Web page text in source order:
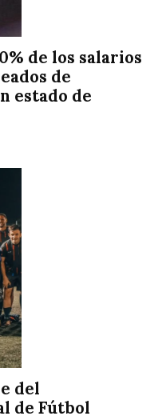
de los salarios
de
estado de
del
de Fútbol